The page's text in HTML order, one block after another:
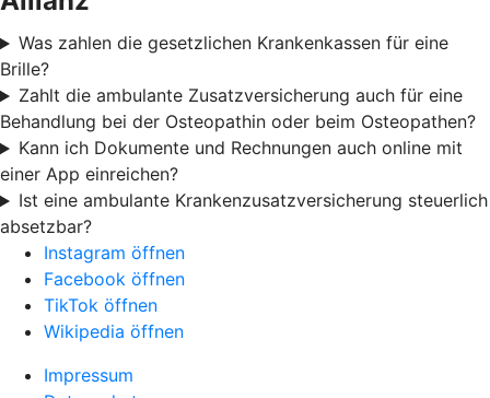
Was zahlen die gesetzlichen Krankenkassen für eine
Brille?
Zahlt die ambulante Zusatzversicherung auch für eine
Behandlung bei der Osteopathin oder beim Osteopathen?
Kann ich Dokumente und Rechnungen auch online mit
einer App einreichen?
Ist eine ambulante Krankenzusatzversicherung steuerlich
absetzbar?
Instagram öffnen
Facebook öffnen
TikTok öffnen
Wikipedia öffnen
Impressum